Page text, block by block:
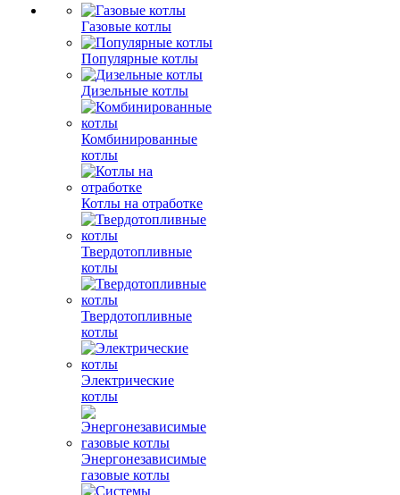
Газовые котлы
Популярные котлы
Дизельные котлы
Комбинированные
котлы
Котлы на отработке
Твердотопливные
котлы
Твердотопливные
котлы
Электрические
котлы
Энергонезависимые
газовые котлы